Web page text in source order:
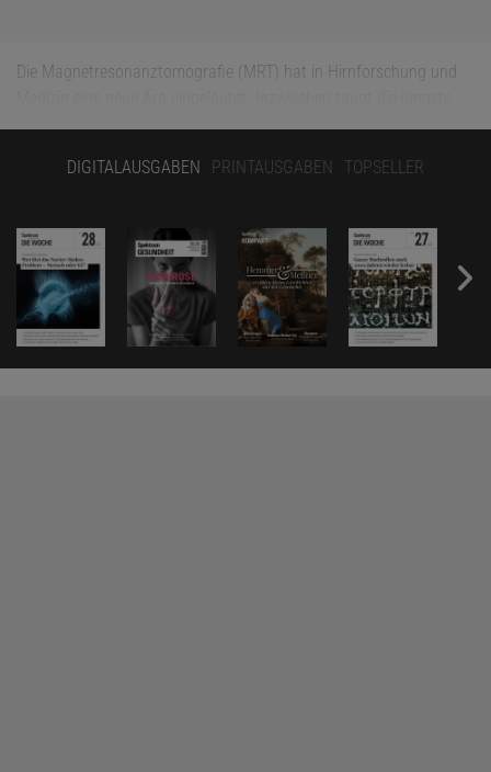
Die Magnetresonanztomografie (MRT) hat in Hirnforschung und
Untersuchung "in der Röhre" sogar zum Partythema und die
neurowissenschaftlichen Labors in aller Stille angetreten: die
Diffusions-Tensor-Bildgebung (kurz: DTI von englischDiffusion
Tensor Imaging
). Mit diesem Verfahren gewinnen Forscher
Informationen über die Lage der Faserbahnen in der weißen
Hirnsubstanz. Diese bestehen aus Bündeln von Axonen, den
DIGITALAUSGABEN PRINTAUSGABEN TOPSELLER